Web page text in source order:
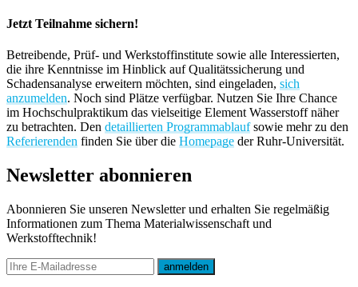
Jetzt Teilnahme sichern!
Betreibende, Prüf- und Werkstoffinstitute sowie alle Interessierten,
die ihre Kenntnisse im Hinblick auf Qualitätssicherung und
Schadensanalyse erweitern möchten, sind eingeladen, sich
anzumelden. Noch sind Plätze verfügbar. Nutzen Sie Ihre Chance
im Hochschulpraktikum das vielseitige Element Wasserstoff näher
zu betrachten. Den detaillierten Programmablaufsowie mehr zu den
Referierenden finden Sie über die Homepage der Ruhr-Universität.
Newsletter abonnieren
Abonnieren Sie unseren Newsletter und erhalten Sie regelmäßig
Informationen zum Thema Materialwissenschaft und
Werkstofftechnik!
E-mail
anmelden